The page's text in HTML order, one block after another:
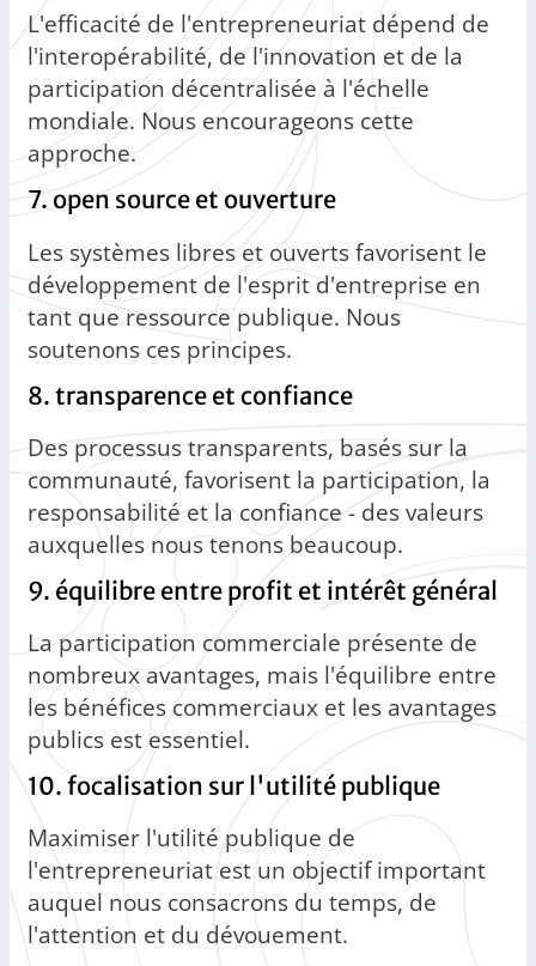
L'efficacité de l'entrepreneuriat dépend de
l'interopérabilité, de l'innovation et de la
participation décentralisée à l'échelle
mondiale. Nous encourageons cette
approche.
7. open source et ouverture
Les systèmes libres et ouverts favorisent le
développement de l'esprit d'entreprise en
tant que ressource publique. Nous
soutenons ces principes.
8. transparence et confiance
Des processus transparents, basés sur la
communauté, favorisent la participation, la
responsabilité et la confiance - des valeurs
auxquelles nous tenons beaucoup.
9. équilibre entre profit et intérêt général
La participation commerciale présente de
nombreux avantages, mais l'équilibre entre
les bénéfices commerciaux et les avantages
publics est essentiel.
10. focalisation sur l'utilité publique
Maximiser l'utilité publique de
l'entrepreneuriat est un objectif important
auquel nous consacrons du temps, de
l'attention et du dévouement.